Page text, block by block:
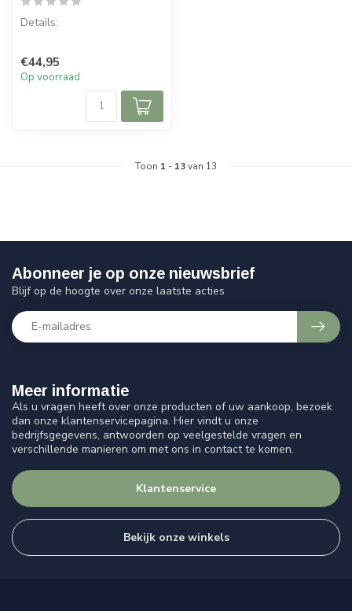
Details:
delen
Afmeting rek: 36 x 13,5 x
€44,95
Op voorraad
Toon 1 - 13van 13
Meer informatie
Als u vragen heeft over onze producten of uw aankoop, bezoek
dan onze klantenservicepagina. Hier vindt u onze
bedrijfsgegevens, antwoorden op veelgestelde vragen en
verschillende manieren om met ons in contact te komen.
Klantenservice
Bekijk onze winkels
Abonneer je op onze nieuwsbrief
Blijf op de hoogte over onze laatste acties